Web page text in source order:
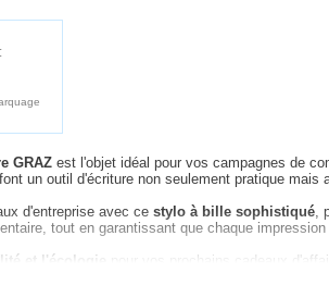
GRAZ est l'objet idéal pour vos campagnes de
un outil d'écriture non seulement pratique mais
d'entreprise avec ce stylo à bille sophistiqué,
tout en garantissant que chaque
et l'écologie
pour vos prochains cadeaux
entreprise